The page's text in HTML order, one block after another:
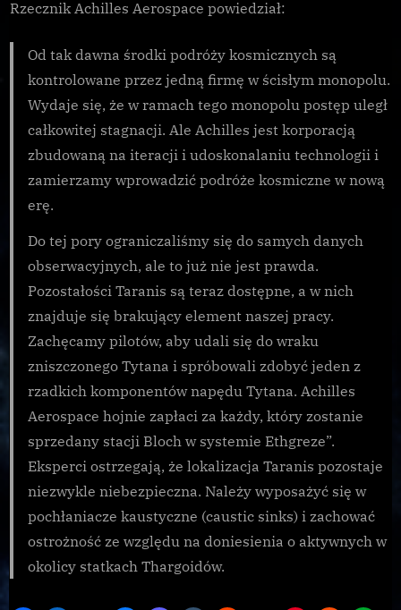
Rzecznik Achilles Aerospace powiedział:
Od tak dawna środki podróży kosmicznych są
kontrolowane przez jedną firmę w ścisłym monopolu.
Wydaje się, że w ramach tego monopolu postęp uległ
całkowitej stagnacji. Ale Achilles jest korporacją
zbudowaną na iteracji i udoskonalaniu technologii i
zamierzamy wprowadzić podróże kosmiczne w nową
erę.
Do tej pory ograniczaliśmy się do samych danych
obserwacyjnych, ale to już nie jest prawda.
Pozostałości Taranis są teraz dostępne, a w nich
znajduje się brakujący element naszej pracy.
Zachęcamy pilotów, aby udali się do wraku
zniszczonego Tytana i spróbowali zdobyć jeden z
rzadkich komponentów napędu Tytana. Achilles
Aerospace hojnie zapłaci za każdy, który zostanie
sprzedany stacji Bloch w systemie Ethgreze”.
Eksperci ostrzegają, że lokalizacja Taranis pozostaje
niezwykle niebezpieczna. Należy wyposażyć się w
pochłaniacze kaustyczne (caustic sinks) i zachować
ostrożność ze względu na doniesienia o aktywnych w
okolicy statkach Thargoidów.